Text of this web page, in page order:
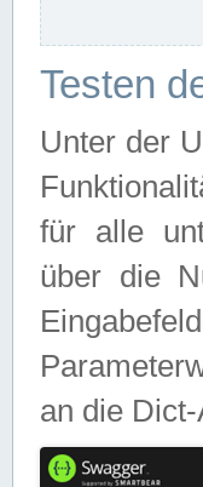
Testen
Unter der
für alle
über die
an die